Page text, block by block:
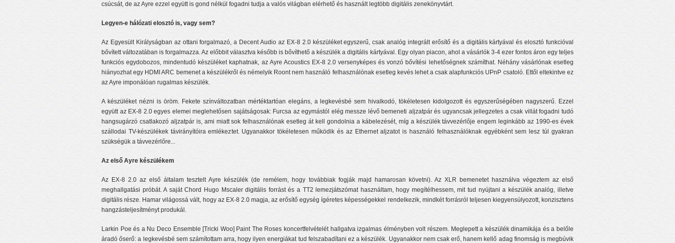
csúcsát, de az Ayre ezzel együtt is gond nélkül fogadni tudja a valós világban elérhető és használt legtöbb digitális zenekönyvtárt.
Legyen-e hálózati elosztó is, vagy sem?
Az Egyesült Királyságban az ottani forgalmazó, a Decent Audio az EX-8 2.0 készüléket egyszerű, csak analóg integrált erősítő és a digitális kártyával és elosztó funkcióval
bővített változatában is forgalmazza. Az előbbit választva később is bővíthető a készülék a digitális kártyával. Egy olyan piacon, ahol a vásárlók 3-4 ezer fontos áron egy teljes
funkciós egydobozos, mindentudó készüléket kaphatnak, az Ayre Acoustics EX-8 2.0 versenyképes és vonzó bővítési lehetőségnek számíthat. Néhány vásárlónak esetleg
hiányozhat egy HDMI ARC bemenet a készülékről és némelyik Roont nem használó felhasználónak esetleg kevés lehet a csak alapfunkciós UPnP csatoló. Ettől eltekintve ez
az Ayre imponálóan rugalmas készülék.
A készüléket nézni is öröm. Fekete színváltozatban mértéktartóan elegáns, a legkevésbé sem hivalkodó, tökéletesen kidolgozott és egyszerűségében nagyszerű. Ezzel
együtt az EX-8 2.0 egyes elemei meglehetősen sajátságosak: Furcsa az egymástól elég messze lévő bemeneti aljzatpár és ugyancsak jellegzetes a csak villát fogadni tudó
hangsugárzó csatlakozó aljzatpár is, ami miatt sok felhasználónak esetleg át kell gondolnia a kábelezését, míg a készülék távvezérlője engem leginkább az 1990-es évek
szállodai TV-készülékek távirányítóira emlékeztet. Ugyanakkor tökéletesen működik és az Ethernet aljzatot is használó felhasználóknak egyébként sem lesz túl gyakran
szükségük a távvezérlőre...
Az első Ayre készülékem
Az EX-8 2.0 az első általam tesztelt Ayre készülék (de remélem, hogy továbbiak fogják majd hamarosan követni). Az XLR bemenetet használva végeztem az első
meghallgatási próbát. A saját Chord Hugo Mscaler digitális forrást és a TT2 lemezjátszómat használtam, hogy megítélhessem, mit tud nyújtani a készülék analóg, illetve
digitális része. Hamar világossá vált, hogy az EX-8 2.0 magja, az erősítő egység ígéretes képességekkel rendelkezik, mindkét forrásról teljesen kiegyensúlyozott, konzisztens
hangzásteljesítményt produkál.
Larkin Poe és a Nu Deco Ensemble [Tricki Woo] Paint The Roses koncertfelvételét hallgatva izgalmas élményben volt részem. Meglepett a készülék dinamikája és a belőle
áradó őserő: a legkevésbé sem számítottam arra, hogy ilyen energiákat tud felszabadítani ez a készülék. Ugyanakkor nem csak erő, hanem kellő adag finomság is megbúvik